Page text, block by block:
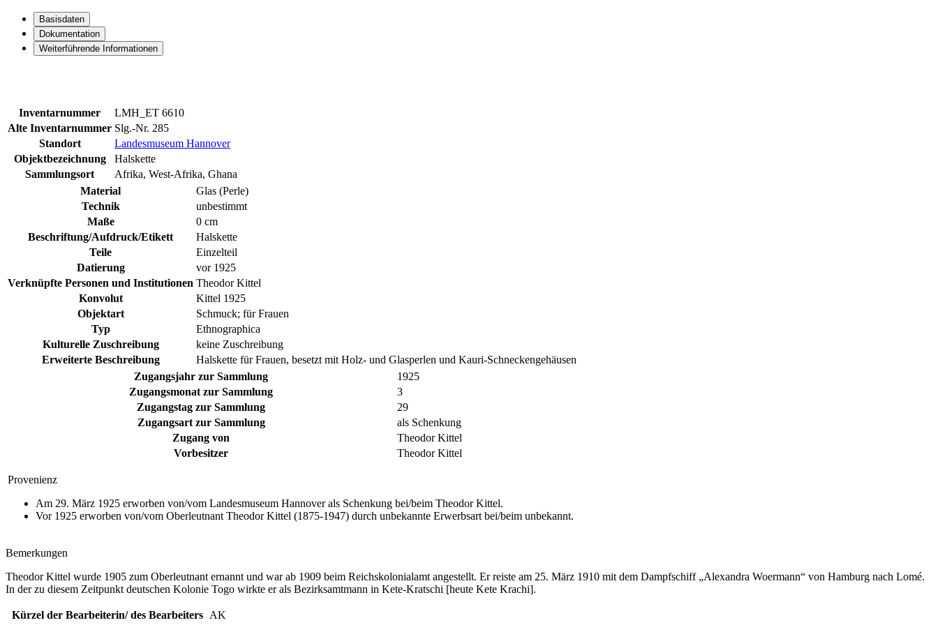
Basisdaten
Dokumentation
Weiterführende Informationen
Inventarnummer
LMH_ET 6610
Alte Inventarnummer Slg.-Nr. 285
Standort
Landesmuseum Hannover
Objektbezeichnung
Halskette
Sammlungsort
Afrika, West-Afrika, Ghana
Material
Glas (Perle)
Technik
unbestimmt
Maße
0 cm
Beschriftung/Aufdruck/Etikett
Halskette
Teile
Einzelteil
Datierung
vor 1925
Verknüpfte Personen und Institutionen Theodor Kittel
Konvolut
Kittel 1925
Objektart
Schmuck; für Frauen
Typ
Ethnographica
Kulturelle Zuschreibung
keine Zuschreibung
Erweiterte Beschreibung
Halskette für Frauen, besetzt mit Holz- und Glasperlen und Kauri-Schneckengehäusen
Zugangsjahr zur Sammlung
1925
Zugangsmonat zur Sammlung
3
Zugangstag zur Sammlung
29
Zugangsart zur Sammlung
als Schenkung
Zugang von
Theodor Kittel
Vorbesitzer
Theodor Kittel
Provenienz
Am 29. März 1925 erworben von/vom Landesmuseum Hannover als Schenkung bei/beim Theodor Kittel.
Vor 1925 erworben von/vom Oberleutnant Theodor Kittel (1875-1947) durch unbekannte Erwerbsart bei/beim unbekannt.
Bemerkungen
Theodor Kittel wurde 1905 zum Oberleutnant ernannt und war ab 1909 beim Reichskolonialamt angestellt. Er reiste am 25. März 1910 mit dem Dampfschiff „Alexandra Woermann“ von Hamburg nach Lomé.
In der zu diesem Zeitpunkt deutschen Kolonie Togo wirkte er als Bezirksamtmann in Kete-Kratschi [heute Kete Krachi].
Kürzel der Bearbeiterin/ des Bearbeiters AK